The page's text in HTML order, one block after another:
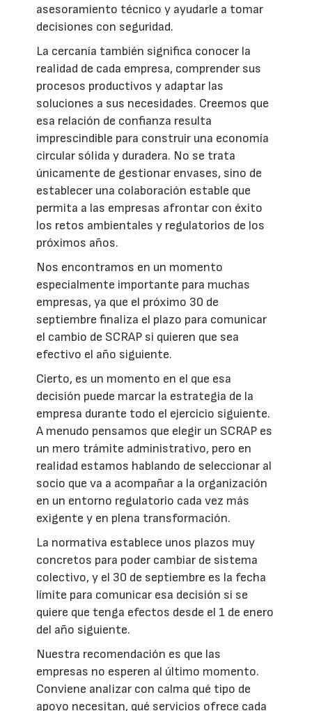
asesoramiento técnico y ayudarle a tomar
decisiones con seguridad.
La cercanía también significa conocer la
realidad de cada empresa, comprender sus
procesos productivos y adaptar las
soluciones a sus necesidades. Creemos que
esa relación de confianza resulta
imprescindible para construir una economía
circular sólida y duradera. No se trata
únicamente de gestionar envases, sino de
establecer una colaboración estable que
permita a las empresas afrontar con éxito
los retos ambientales y regulatorios de los
próximos años.
Nos encontramos en un momento
especialmente importante para muchas
empresas, ya que el próximo 30 de
septiembre finaliza el plazo para comunicar
el cambio de SCRAP si quieren que sea
efectivo el año siguiente.
Cierto, es un momento en el que esa
decisión puede marcar la estrategia de la
empresa durante todo el ejercicio siguiente.
A menudo pensamos que elegir un SCRAP es
un mero trámite administrativo, pero en
realidad estamos hablando de seleccionar al
socio que va a acompañar a la organización
en un entorno regulatorio cada vez más
exigente y en plena transformación.
La normativa establece unos plazos muy
concretos para poder cambiar de sistema
colectivo, y el 30 de septiembre es la fecha
límite para comunicar esa decisión si se
quiere que tenga efectos desde el 1 de enero
del año siguiente.
Nuestra recomendación es que las
empresas no esperen al último momento.
Conviene analizar con calma qué tipo de
apoyo necesitan, qué servicios ofrece cada